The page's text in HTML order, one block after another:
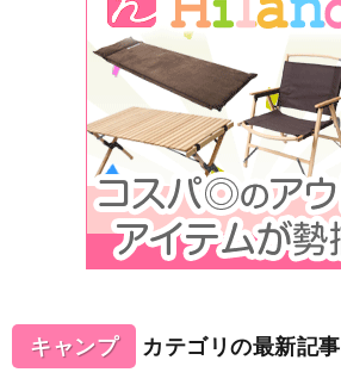
キャンプ カテゴリの最新記事